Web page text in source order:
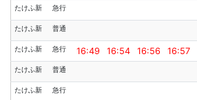
たけふ新 急行
たけふ新 普通
たけふ新 急行 16:49 16:54 16:56 16:57
たけふ新 普通
たけふ新 急行